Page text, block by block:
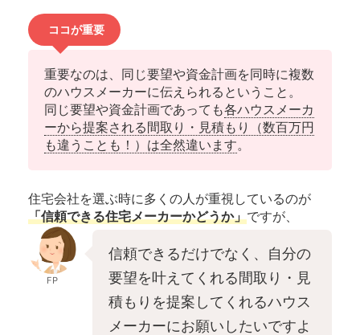
ココが重要
重要なのは、同じ要望や資金計画を同時に複数
のハウスメーカーに伝えられるということ。
同じ要望や資金計画であっても各ハウスメーカ
ーから提案される間取り・見積もり（数百万円
も違うことも！）は全然違います。
住宅会社を選ぶ時に多くの人が重視しているのが
「信頼できる住宅メーカーかどうか」ですが、
FP
信頼できるだけでなく、自分の
要望を叶えてくれる間取り・見
積もりを提案してくれるハウス
メーカーにお願いしたいですよ